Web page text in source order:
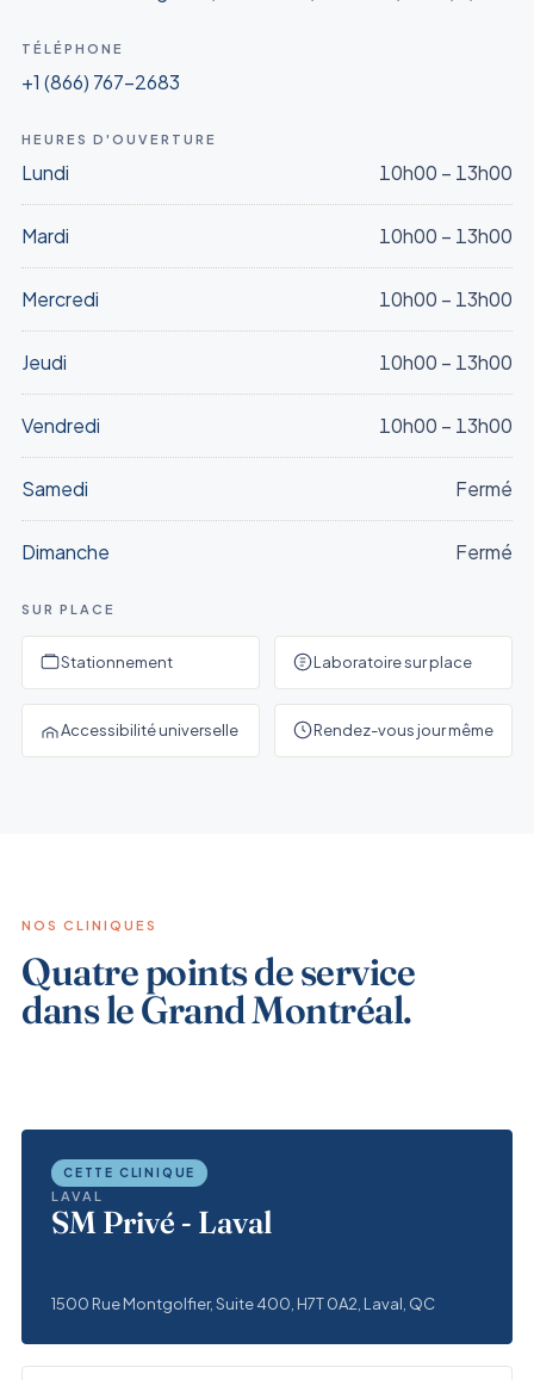
Dépistage Herpès
Dépistage VIH $120
RÉSERVER
Dépistage syphilis $80
RÉSERVER
Strep A $150
RÉSERVER
Trichomonase $150
TÉLÉPHONE
+1 (866) 767-2683
HEURES D'OUVERTURE
Lundi 10h00 – 13h00
Mardi 10h00 – 13h00
Mercredi 10h00 – 13h00
Jeudi 10h00 – 13h00
Vendredi 10h00 – 13h00
Samedi Fermé
Dimanche Fermé
SUR PLACE
Stationnement Laboratoire sur place
Accessibilité universelle Rendez-vous jour même
NOS CLINIQUES
Quatre points de service
dans le Grand Montréal.
CETTE CLINIQUE
LAVAL
SM Privé - Laval
1500 Rue Montgolfier, Suite 400, H7T 0A2, Laval, QC